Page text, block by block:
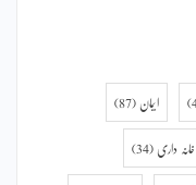
ایمان (87)
داری (34)